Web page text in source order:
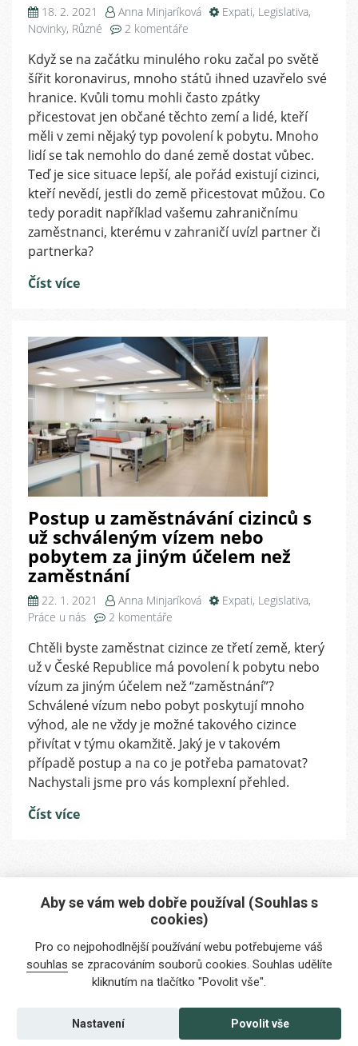
18. 2. 2021 Anna Minjaríková Expati, Legislativa,
Novinky, Různé 2 komentáře
s
názvem
Sweetheart
Visa
aneb
slučování
nesezdaných
partnerů
za
koronaviru
Když se na začátku minulého roku začal po světě
šířit koronavirus, mnoho států ihned uzavřelo své
hranice. Kvůli tomu mohli často zpátky
přicestovat jen občané těchto zemí a lidé, kteří
měli v zemi nějaký typ povolení k pobytu. Mnoho
lidí se tak nemohlo do dané země dostat vůbec.
Teď je sice situace lepší, ale pořád existují cizinci,
kteří nevědí, jestli do země přicestovat můžou. Co
tedy poradit například vašemu zahraničnímu
zaměstnanci, kterému v zahraničí uvízl partner či
partnerka?
Číst více
Postup u zaměstnávání cizinců s
už schváleným vízem nebo
pobytem za jiným účelem než
zaměstnání
22. 1. 2021 Anna Minjaríková Expati, Legislativa,
Práce u nás
2 komentáře
s
názvem
Postup
u
zaměstnávání
cizinců
s
už
schváleným
než
zaměstnání
Chtěli byste zaměstnat cizince ze třetí země, který
už v České Republice má povolení k pobytu nebo
vízum za jiným účelem než “zaměstnání”?
Schválené vízum nebo pobyt poskytují mnoho
výhod, ale ne vždy je možné takového cizince
přivítat v týmu okamžitě. Jaký je v takovém
případě postup a na co je potřeba pamatovat?
Nachystali jsme pro vás komplexní přehled.
Číst více
Máte zájem o naše služby?
Potřebujete poradit?
info@foreigners.cz
+420 211 221 492
Aby se vám web dobře používal (Souhlas s
cookies)
Pro co nejpohodlnější používání webu potřebujeme váš
souhlas se zpracováním souborů cookies. Souhlas udělíte
kliknutím na tlačítko "Povolit vše".
Povolit vše
Nastavení